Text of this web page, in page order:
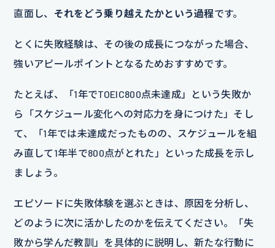
直面し、 それをどう乗り越えたかという過程です。
とくに失敗経験は、その後の成長につながった場合、
強いアピールポイントとなるためおすすめです。
たとえば、「1年でTOEIC800点未達成」という失敗か
ら「スケジュール変化への対応力を身につけた」そし
て、「1年では未達成だったものの、スケジュールを組
み直して1年半で800点がとれた」といった成長を示し
ましょう。
エピソードに失敗体験を選ぶときは、原因を分析し、
どのように次に活かしたのかを伝えてください。「失
敗から学んだ教訓」を具体的に説明し、新たな行動に